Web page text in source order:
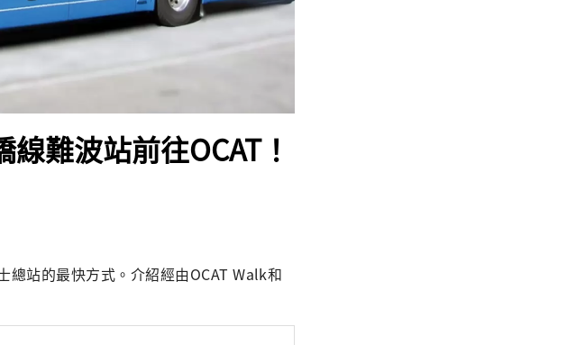
難波站前往OCAT！
站的最快方式。介紹經由OCAT Walk和